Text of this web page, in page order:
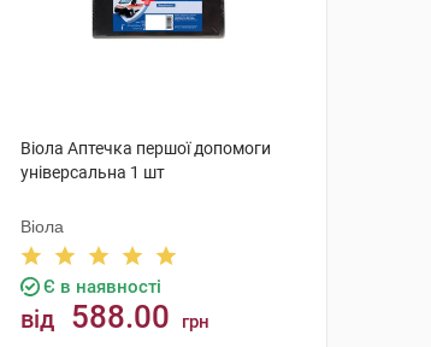
Віола Аптечка першої допомоги
універсальна 1 шт
Віола
Є в наявності
від 588.00 грн